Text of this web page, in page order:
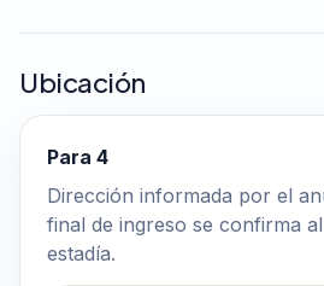
Ubicación
Para 4
Dirección informada por el
final de ingreso se confirma
estadía.